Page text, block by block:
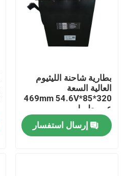
بيت
بطارية شاحنة الليثيوم
العالية السعة
320*85*469mm 54.6V
عمر طويل
إرسال استفسار